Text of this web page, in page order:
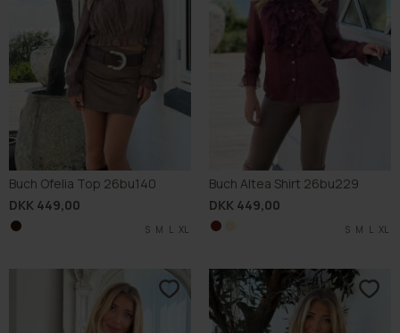
Buch Ofelia Top 26bu140
DKK 449,00
S M L XL
Buch Altea Shirt 26bu229
DKK 449,00
S M L XL
S M L XL